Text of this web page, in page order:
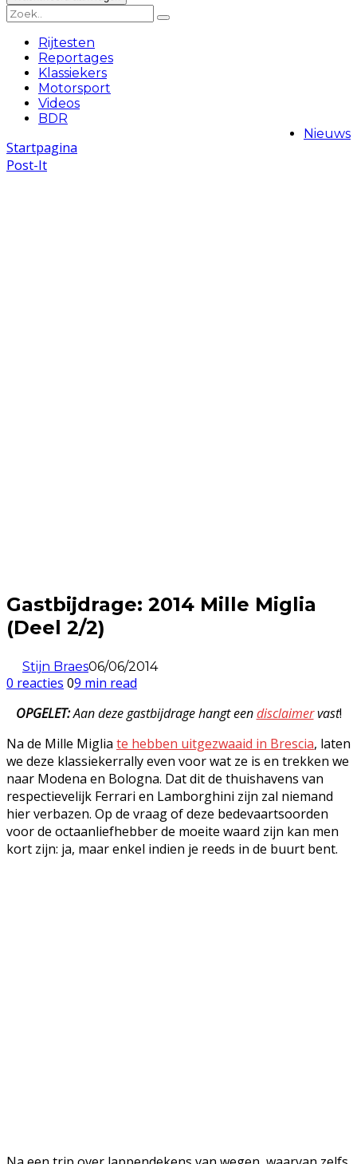
Rijtesten
Reportages
Klassiekers
Motorsport
Videos
BDR
Nieuws
Startpagina
Post-It
Gastbijdrage: 2014 Mille Miglia
(Deel 2/2)
Stijn Braes06/06/2014
0 reacties 09 min read
OPGELET:Aan deze gastbijdrage hangt eendisclaimervast!
Na de Mille Miglia te hebben uitgezwaaid in Brescia, laten
we deze klassiekerrally even voor wat ze is en trekken we
naar Modena en Bologna. Dat dit de thuishavens van
respectievelijk Ferrari en Lamborghini zijn zal niemand
hier verbazen. Op de vraag of deze bedevaartsoorden
voor de octaanliefhebber de moeite waard zijn kan men
kort zijn: ja, maar enkel indien je reeds in de buurt bent.